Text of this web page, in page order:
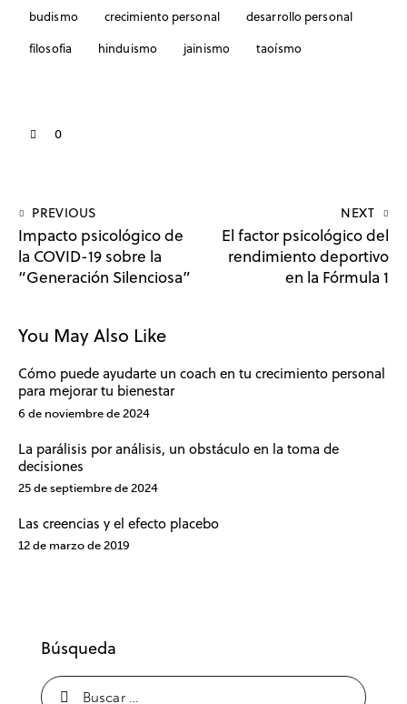
budismo crecimiento personal
desarrollo personal
filosofia
hinduismo jainismo taoísmo
0
PREVIOUS
Impacto psicológico de
la COVID-19 sobre la
“Generación Silenciosa”
NEXT
El factor psicológico del
rendimiento deportivo
en la Fórmula 1
You May Also Like
Cómo puede ayudarte un coach en tu crecimiento personal
para mejorar tu bienestar
6 de noviembre de 2024
La parálisis por análisis, un obstáculo en la toma de
decisiones
25 de septiembre de 2024
Las creencias y el efecto placebo
12 de marzo de 2019
Búsqueda